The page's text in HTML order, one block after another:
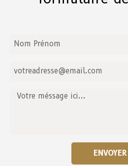
ENVOYER